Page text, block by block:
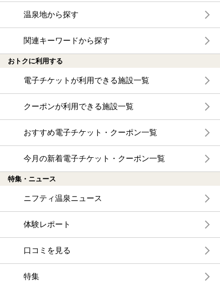
温泉地から探す
関連キーワードから探す
おトクに利用する
電子チケットが利用できる施設一覧
クーポンが利用できる施設一覧
おすすめ電子チケット・クーポン一覧
今月の新着電子チケット・クーポン一覧
特集・ニュース
ニフティ温泉ニュース
体験レポート
口コミを見る
特集